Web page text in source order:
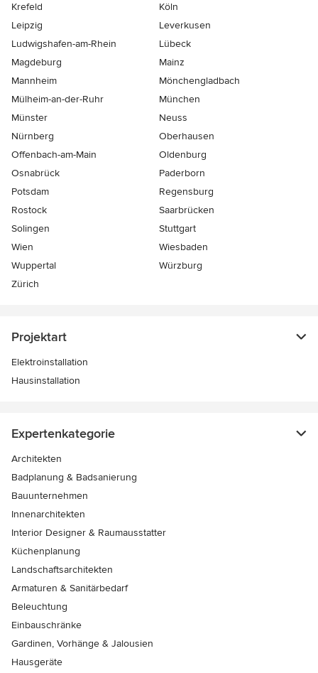
Krefeld
Köln
Leipzig
Leverkusen
Ludwigshafen-am-Rhein
Lübeck
Magdeburg
Mainz
Mannheim
Mönchen­gladbach
Mülheim-an-der-Ruhr
München
Münster
Neuss
Nürnberg
Oberhausen
Offenbach-am-Main
Oldenburg
Osnabrück
Paderborn
Potsdam
Regensburg
Rostock
Saarbrücken
Solingen
Stuttgart
Wien
Wiesbaden
Wuppertal
Würzburg
Zürich
Projektart
Elektroinstallation
Hausinstallation
Expertenkategorie
Architekten
Badplanung & Badsanierung
Bauunternehmen
Innenarchitekten
Interior Designer & Raumausstatter
Küchenplanung
Landschaftsarchitekten
Armaturen & Sanitärbedarf
Beleuchtung
Einbauschränke
Gardinen, Vorhänge & Jalousien
Hausgeräte